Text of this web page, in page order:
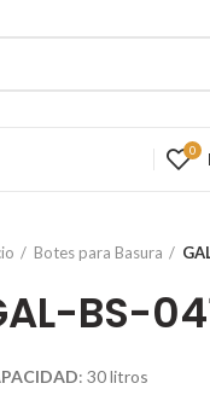
0
Botes para Basura
BS-
: 30 litros